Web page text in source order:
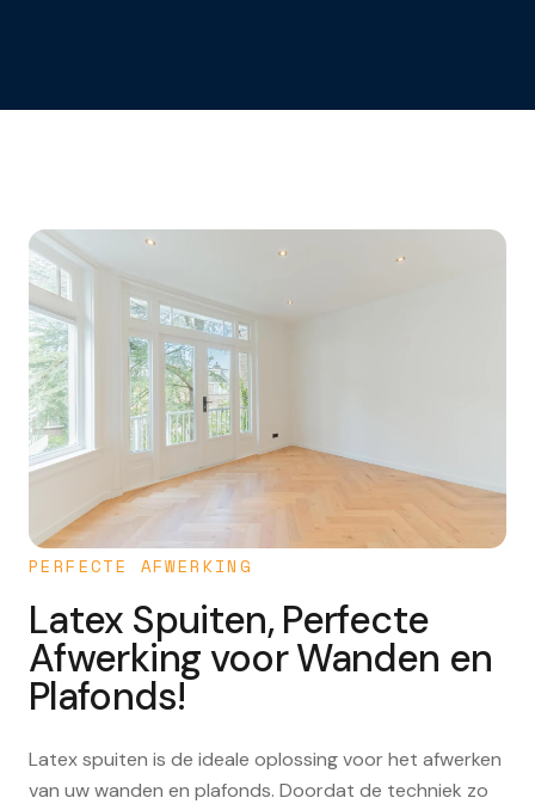
PERFECTE AFWERKING
Latex Spuiten, Perfecte
Afwerking voor Wanden en
Plafonds!
Latex spuiten is de ideale oplossing voor het afwerken
van uw wanden en plafonds. Doordat de techniek zo